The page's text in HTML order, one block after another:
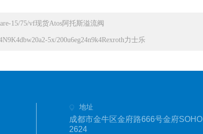
15/75/vf现货Atos阿托斯溢流阀
5x/200u6eg24n9k4Rexroth力士乐
地址
成都市金牛区金府路666号金府SOHO
2624